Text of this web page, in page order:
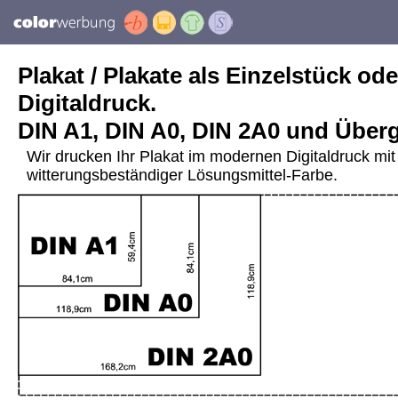
Plakat / Plakate als Einzelstück
Digitaldruck.
DIN A1, DIN A0, DIN 2A0 und
Wir drucken Ihr Plakat im modernen Digitaldruck
witterungsbeständiger Lösungsmittel-Farbe.